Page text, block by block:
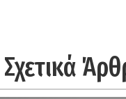
Σχετικά